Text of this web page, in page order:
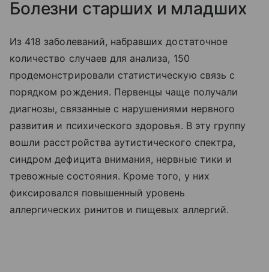
Болезни старших и младших
Из 418 заболеваний, набравших достаточное
количество случаев для анализа, 150
продемонстрировали статистическую связь с
порядком рождения. Первенцы чаще получали
диагнозы, связанные с нарушениями нервного
развития и психического здоровья. В эту группу
вошли расстройства аутистического спектра,
синдром дефицита внимания, нервные тики и
тревожные состояния. Кроме того, у них
фиксировался повышенный уровень
аллергических ринитов и пищевых аллергий.